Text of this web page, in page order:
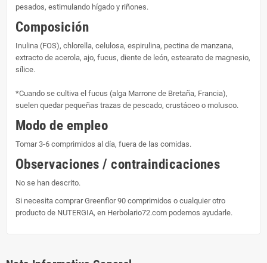
pesados, estimulando hígado y riñones.
Composición
Inulina (FOS), chlorella, celulosa, espirulina, pectina de manzana,
extracto de acerola, ajo, fucus, diente de león, estearato de magnesio,
sílice.
*Cuando se cultiva el fucus (alga Marrone de Bretaña, Francia),
suelen quedar pequeñas trazas de pescado, crustáceo o molusco.
Modo de empleo
Tomar 3-6 comprimidos al día, fuera de las comidas.
Observaciones / contraindicaciones
No se han descrito.
Si necesita comprar Greenflor 90 comprimidos o cualquier otro
producto de NUTERGIA, en Herbolario72.com podemos ayudarle.